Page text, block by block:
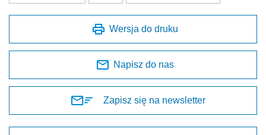
Wersja do druku
Napisz do nas
Zapisz się na newsletter